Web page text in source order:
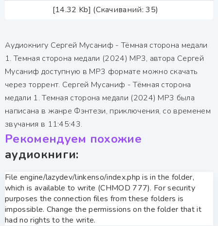
[14.32 Kb] (Скачиваний: 35)
Аудиокнигу Сергей Мусаниф - Тёмная сторона медали
1. Темная сторона медали (2024) MP3, автора Сергей
Мусаниф доступную в MP3 формате можно скачать
через торрент. Сергей Мусаниф - Тёмная сторона
медали 1. Темная сторона медали (2024) MP3 была
написана в жанре Фэнтези, приключения, со временем
звучания в 11:45:43.
Рекомендуем похожие
аудиокниги:
File engine/lazydev/linkenso/index.php is in the folder,
which is available to write (CHMOD 777). For security
purposes the connection files from these folders is
impossible. Change the permissions on the folder that it
had no rights to the write.